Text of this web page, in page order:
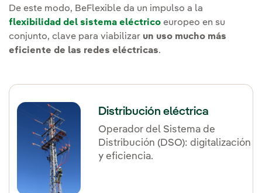
De este modo, BeFlexible da un impulso a la
flexibilidad del sistema eléctrico europeo en su
conjunto, clave para viabilizar un uso mucho más
eficiente de las redes eléctricas.
Distribución eléctrica
Operador del Sistema de
Distribución (DSO): digitalización
y eficiencia.